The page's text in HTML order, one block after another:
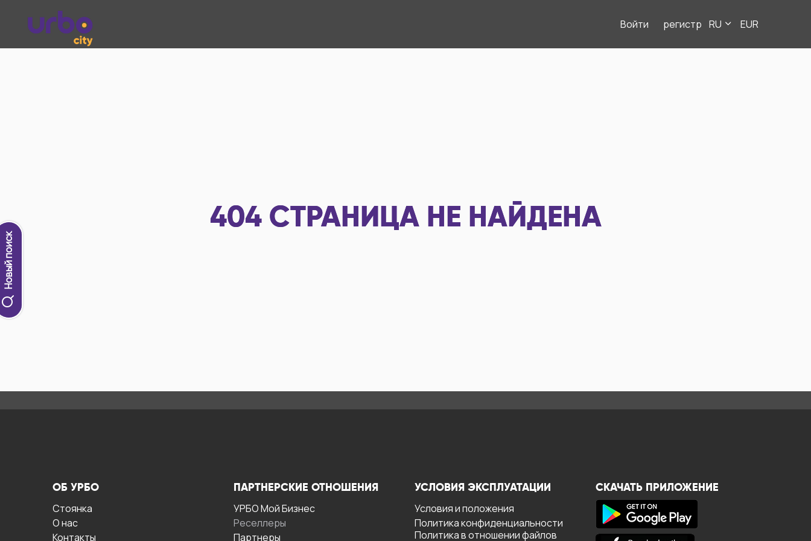
Войти регистр RU EUR
Новый поиск
404 СТРАНИЦА НЕ НАЙДЕНА
ОБ УРБО
Стоянка
О нас
Контакты
ПАРТНЕРСКИЕ ОТНОШЕНИЯ
УРБО Мой Бизнес
Реселлеры
Партнеры
УСЛОВИЯ ЭКСПЛУАТАЦИИ
Условия и положения
Политика конфиденциальности
Политика в отношении файлов
СКАЧАТЬ ПРИЛОЖЕНИЕ